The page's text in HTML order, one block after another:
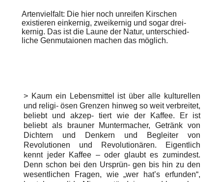
Artenvielfalt: Die hier noch unreifen Kirschen
existieren einkernig, zweikernig und sogar drei-
kernig. Das ist die Laune der Natur, unterschied-
liche Genmutaionen machen das möglich.
> Kaum ein Lebensmittel ist über alle kulturellen
und religi- ösen Grenzen hinweg so weit verbreitet,
beliebt und akzep- tiert wie der Kaffee. Er ist
beliebt als brauner Muntermacher, Getränk von
Dichtern und Denkern und Begleiter von
Revolutionen und Revolutionären.
Eigentlich
kennt jeder Kaffee – oder glaubt es zumindest.
Denn schon bei den Ursprün- gen bis hin zu den
wesentlichen Fragen, wie „wer hat’s erfunden“,